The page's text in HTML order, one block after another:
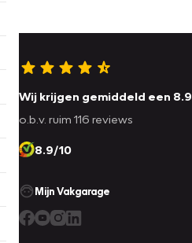
Wij krijgen gemiddeld een 8.9
o.b.v. ruim 116 reviews
8.9/10
Mijn Vakgarage